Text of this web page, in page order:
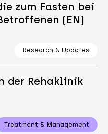
zum Fasten bei
(EN)
Research & Updates
der Rehaklinik
Treatment & Management